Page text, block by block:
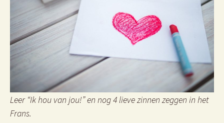
Leer “Ik hou van jou!” en nog 4 lieve zinnen zeggen in het
Frans.